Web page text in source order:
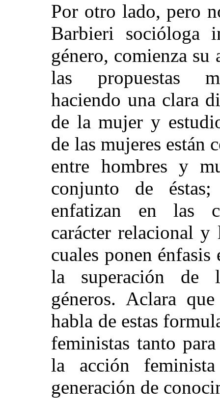
Por otro lado, pero
Barbieri socióloga
género, comienza
las propuestas
haciendo una clara
de la mujer y
de las mujeres están
entre hombres y
conjunto de
enfatizan en las
carácter relacional y
cuales ponen
la superación de
géneros. Aclara
habla de estas
feministas tanto
la acción
generación de